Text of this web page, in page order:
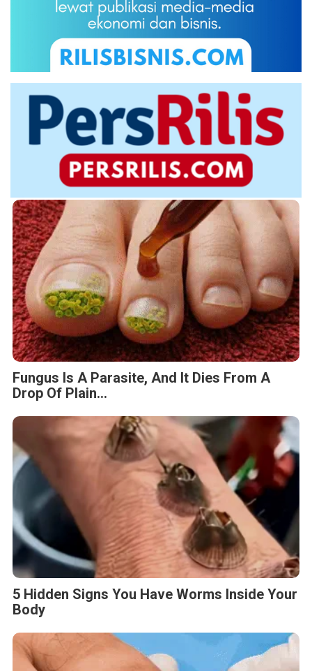
Fungus Is A Parasite, And It Dies From A
Drop Of Plain...
5 Hidden Signs You Have Worms Inside Your
Body